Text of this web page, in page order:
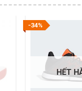
-34%
HẾT